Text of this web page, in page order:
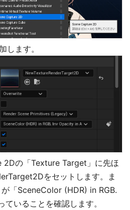
します。
2Dの「Texture Target」に先ほ
をセットします。ま
「SceneColor (HDR) in RGB.
いることを確認します。